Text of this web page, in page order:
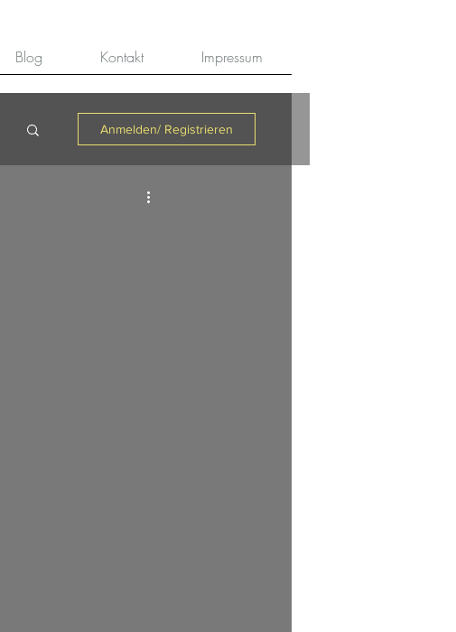
Blog Kontakt Impressum
Anmelden/ Registrieren